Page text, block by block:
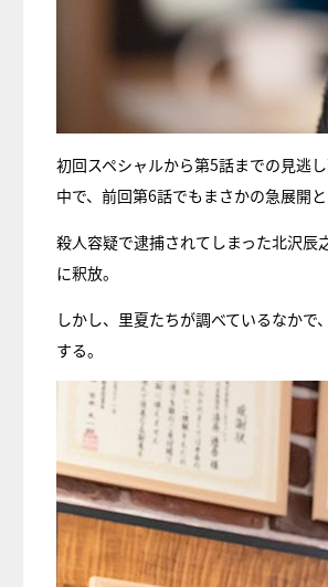
初回スペシャルから第5話までの見逃
中で、前回第6話でもまさかの急展開と
殺人容疑で逮捕されてしまった北沢
に釈放。
しかし、里夏たちが調べているなか
する。